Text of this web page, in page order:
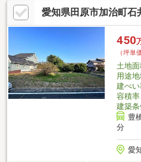
愛知県田原市加治町石
450
（坪単
土地
用途
建ぺ
容積率
建築
豊
分
愛